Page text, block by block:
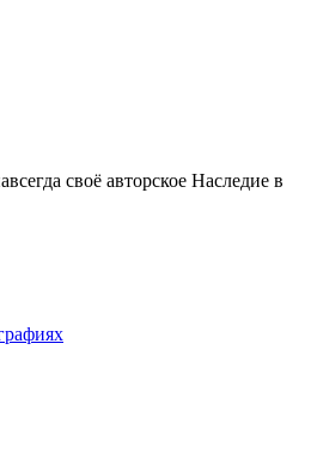
своё авторское Наследие в